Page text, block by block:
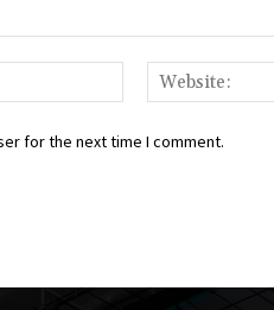
Email:*
for the next time I comment.